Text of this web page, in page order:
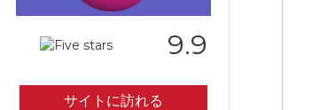
9.9
サイトに訪れる